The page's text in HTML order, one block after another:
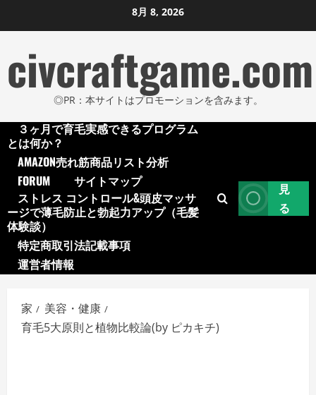
ン
ン
ツ
ス
キ
ま
す
8月 8, 2026
civcraftgame.com
◎PR：本サイトはプロモーションを含みます。
３ヶ月で育毛実感できるプログラム
とは何か？
AMAZON売れ筋商品リスト分析
FORUM
サイトマップ
ストレス コントロール&頭皮マッサ
ージで薄毛防止と勃起力アップ（毛髪
体験談）
特定商取引法記載事項
運営者情報
見
る
家
美容・健康
育毛5大原則と植物比較論(by ピカキチ)